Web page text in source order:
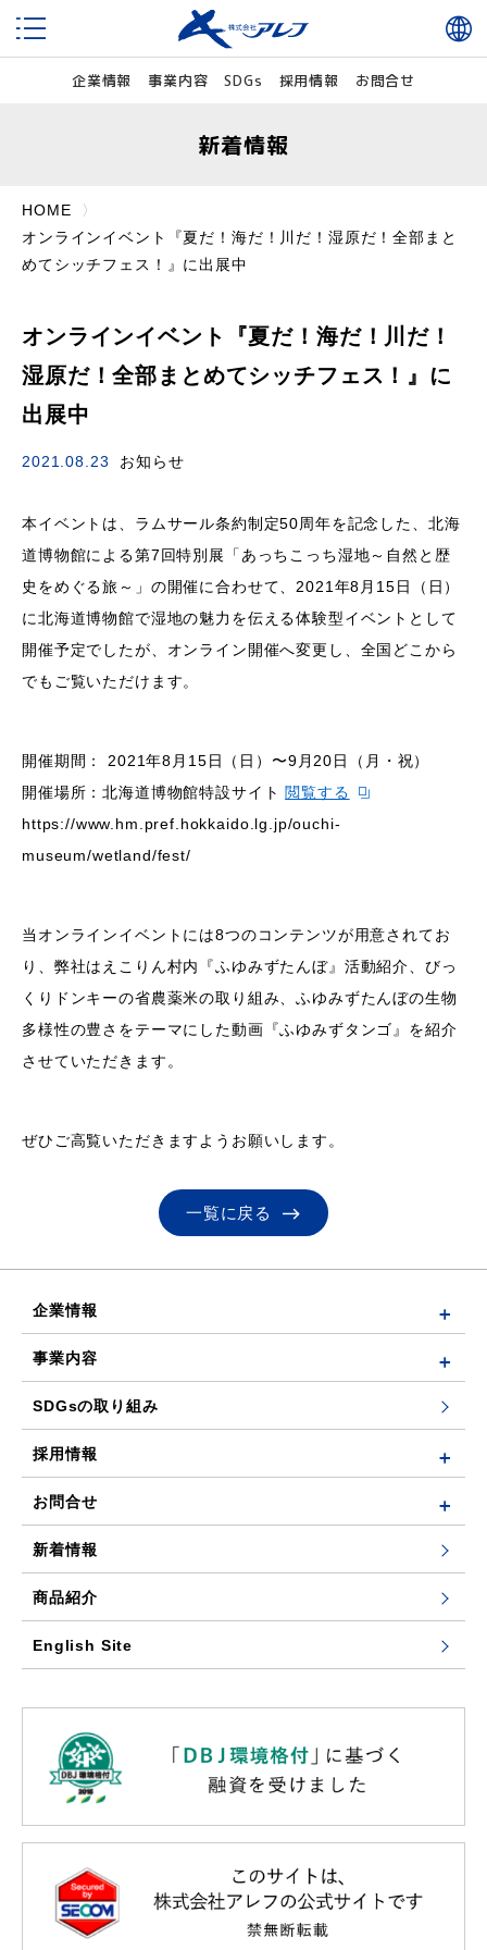
企業情報 事業内容 SDGs 採用情報 お問合せ
新着情報
HOME
オンラインイベント『夏だ！海だ！川だ！湿原だ！全部まと
めてシッチフェス！』に出展中
オンラインイベント『夏だ！海だ！川だ！
湿原だ！全部まとめてシッチフェス！』に
出展中
2021.08.23 お知らせ
本イベントは、ラムサール条約制定50周年を記念した、北海
道博物館による第7回特別展「あっちこっち湿地～自然と歴
史をめぐる旅～」の開催に合わせて、2021年8月15日（日）
に北海道博物館で湿地の魅力を伝える体験型イベントとして
開催予定でしたが、オンライン開催へ変更し、全国どこから
でもご覧いただけます。
開催期間： 2021年8月15日（日）〜9月20日（月・祝）
開催場所：北海道博物館特設サイト 閲覧する
https://www.hm.pref.hokkaido.lg.jp/ouchi-
museum/wetland/fest/
当オンラインイベントには8つのコンテンツが用意されてお
り、弊社はえこりん村内『ふゆみずたんぼ』活動紹介、びっ
くりドンキーの省農薬米の取り組み、ふゆみずたんぼの生物
多様性の豊さをテーマにした動画『ふゆみずタンゴ』を紹介
させていただきます。
ぜひご高覧いただきますようお願いします。
一覧に戻る
企業情報
事業内容
SDGsの取り組み
採用情報
お問合せ
新着情報
商品紹介
English Site